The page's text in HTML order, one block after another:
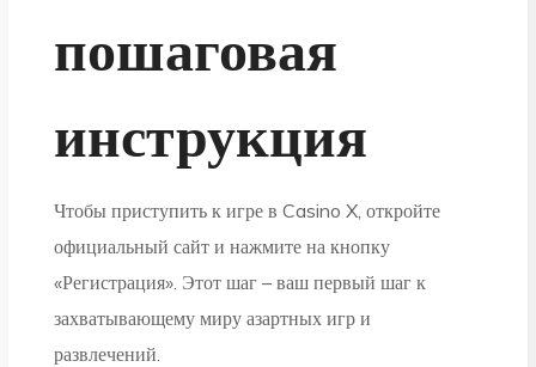
пошаговая
инструкция
Чтобы приступить к игре в Casino X, откройте
официальный сайт и нажмите на кнопку
«Регистрация». Этот шаг – ваш первый шаг к
захватывающему миру азартных игр и
развлечений.